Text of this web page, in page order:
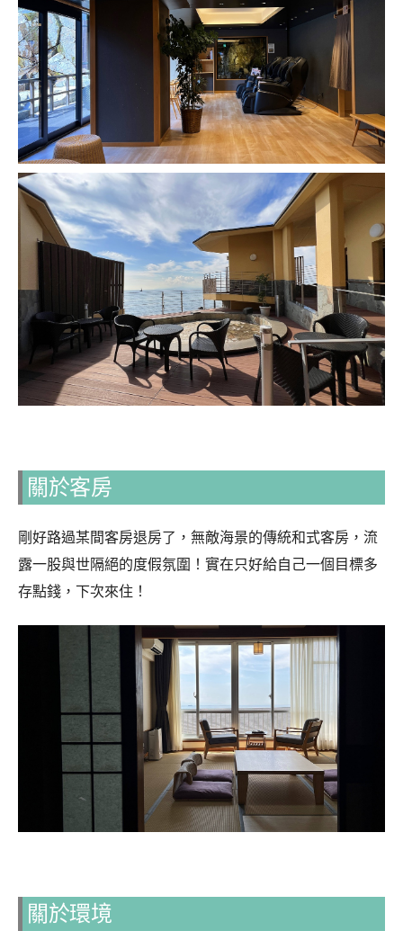
關於客房
剛好路過某間客房退房了，無敵海景的傳統和式客房，流
露一股與世隔絕的度假氛圍！實在只好給自己一個目標多
存點錢，下次來住！
關於環境